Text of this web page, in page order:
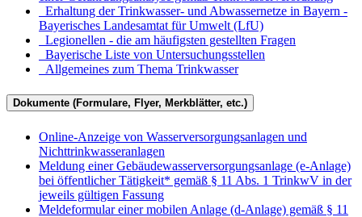
Erhaltung der Trinkwasser- und Abwassernetze in Bayern -
Bayerisches Landesamtat für Umwelt (LfU)
Legionellen - die am häufigsten gestellten Fragen
Bayerische Liste von Untersuchungsstellen
Allgemeines zum Thema Trinkwasser
Dokumente (Formulare, Flyer, Merkblätter, etc.)
Online-Anzeige von Wasserversorgungsanlagen und
Nichttrinkwasseranlagen
Meldung einer Gebäudewasserversorgungsanlage (e-Anlage)
bei öffentlicher Tätigkeit* gemäß § 11 Abs. 1 TrinkwV in der
jeweils gültigen Fassung
Meldeformular einer mobilen Anlage (d-Anlage) gemäß § 11